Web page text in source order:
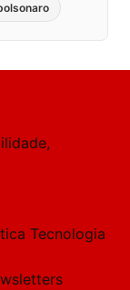
Tecnologia